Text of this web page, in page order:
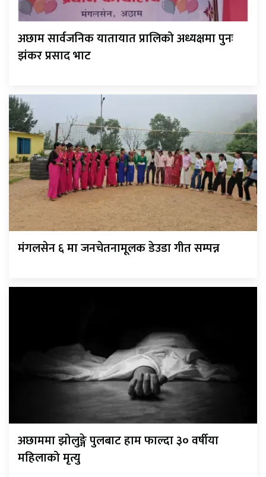
अछाम सार्वजनिक यातायात प्रालिको अध्यक्षमा पुनः
झंकर प्रसाद भाट
मंगलसेन ६ मा जनचेतनामूलक डेउडा गीत सम्पन्न
अछाममा झोलुङ्गे पुलबाट हाम फाल्दा ३० वर्षीया
महिलाको मृत्यु